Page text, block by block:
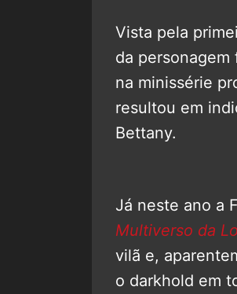
Vista pela
da
na minissérie
resultou em
Bettany.
Já neste ano a
Multiverso da
vilã e,
o darkhold em